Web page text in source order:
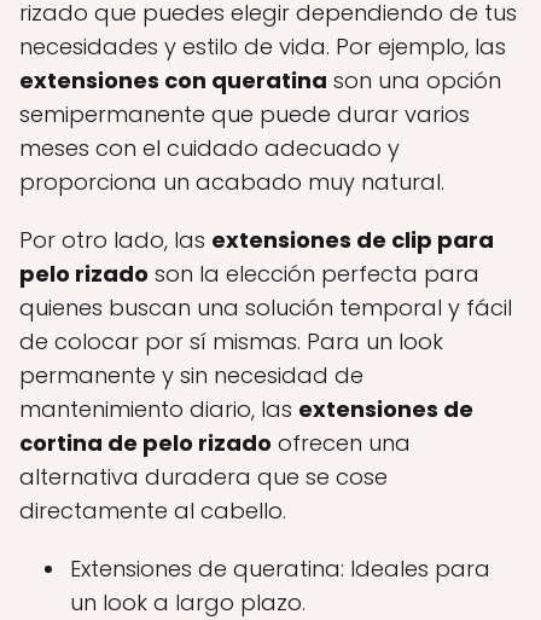
rizado que puedes elegir dependiendo de tus
necesidades y estilo de vida. Por ejemplo, las
extensiones con queratina son una opción
semipermanente que puede durar varios
meses con el cuidado adecuado y
proporciona un acabado muy natural.
Por otro lado, las extensiones de clip para
pelo rizado son la elección perfecta para
quienes buscan una solución temporal y fácil
de colocar por sí mismas. Para un look
permanente y sin necesidad de
mantenimiento diario, las extensiones de
cortina de pelo rizado ofrecen una
alternativa duradera que se cose
directamente al cabello.
Extensiones de queratina: Ideales para
un look a largo plazo.